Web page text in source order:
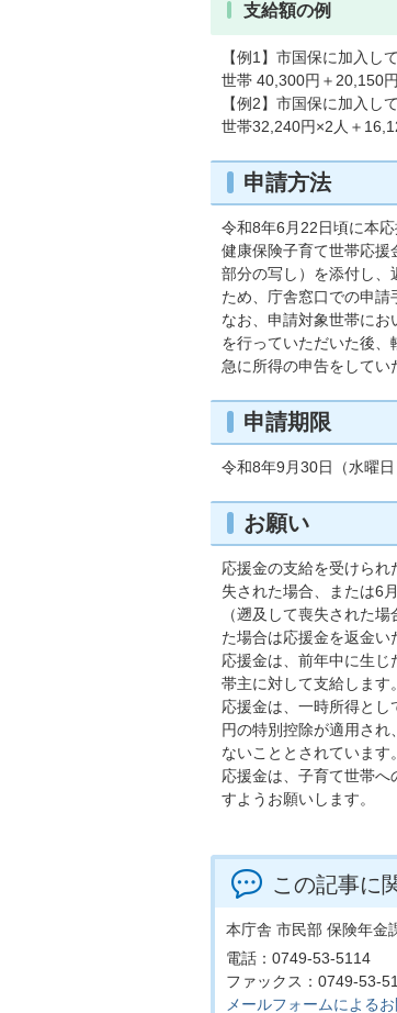
支給額の例
【例1】市国保に加入し
世帯 40,300円＋20,150
【例2】市国保に加入し
世帯32,240円×2人＋
申請方法
令和8年6月22日頃に本
健康保険子育て世帯応援
部分の写し）を添付し
ため、庁舎窓口での申請
なお、申請対象世帯に
を行っていただいた後
急に所得の申告をしてい
申請期限
令和8年9月30日（水曜日
お願い
応援金の支給を受けら
失された場合、または6
（遡及して喪失された
た場合は応援金を返金い
応援金は、前年中に生
帯主に対して支給します。
応援金は、一時所得と
円の特別控除が適用さ
ないこととされています。
応援金は、子育て世帯
すようお願いします。
この記事に
本庁舎 市民部 保険年金
電話：0749-53-5114
ファックス：0749-53-
メールフォームによる